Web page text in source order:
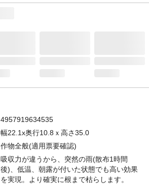
4957919634535
幅22.1x奥行10.8ｘ高さ35.0
作物全般(適用票要確認)
吸収力が違うから、突然の雨(散布1時間
後)、低温、朝露が付いた状態でも高い効果
を実現。より確実に根まで枯らします。